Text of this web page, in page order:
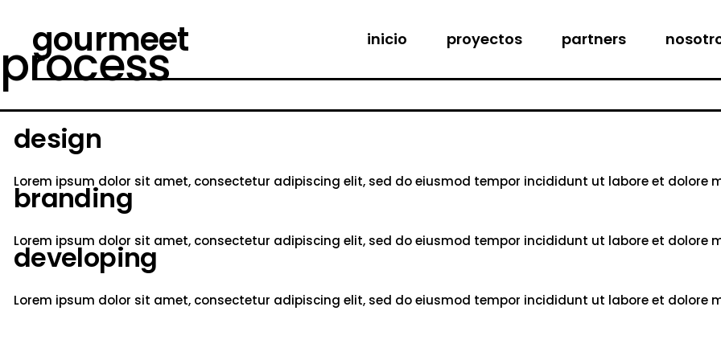
gourmeet inicio proyectos
Hotel Tapa Tour
partners
Entidades y marcasQuienes
Hotel Tapa Tour
Hotel Breakfest
Entidades y marcasQuienes
process
design
Lorem ipsum dolor sit amet, consectetur adipiscing elit, sed do eiusmod tempor incididunt ut labore et dolore
branding
Lorem ipsum dolor sit amet, consectetur adipiscing elit, sed do eiusmod tempor incididunt ut labore et dolore
developing
Lorem ipsum dolor sit amet, consectetur adipiscing elit, sed do eiusmod tempor incididunt ut labore et dolore